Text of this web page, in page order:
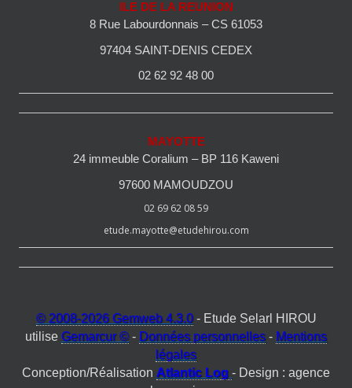
ILE DE LA REUNION
8 Rue Labourdonnais – CS 61053
97404 SAINT-DENIS CEDEX
02 62 92 48 00
MAYOTTE
24 immeuble Coralium – BP 116 Kaweni
97600 MAMOUDZOU
02 69 62 08 59
etude.mayotte@etudehirou.com
© 2008-2026 Gemweb 4.3.0- Etude Selarl HIROU
utilise Gemarcur © - Données personnelles - Mentions
légales
Conception/Réalisation Atlantic Log - Design : agence